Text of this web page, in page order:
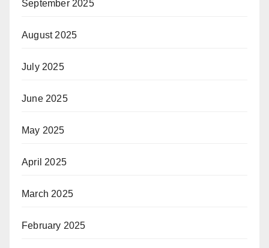
September 2025
August 2025
July 2025
June 2025
May 2025
April 2025
March 2025
February 2025